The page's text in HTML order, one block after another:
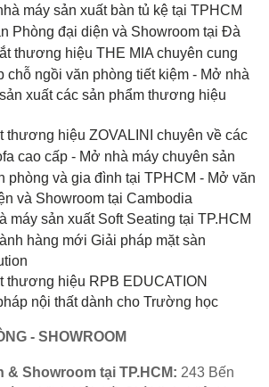
máy sản xuất bàn tủ kệ tại TPHCM
Phòng đại diện và Showroom tại Đà
thương hiệu THE MIA chuyên cung
chỗ ngồi văn phòng tiết kiệm - Mở nhà
xuất các sản phẩm thương hiệu
thương hiệu ZOVALINI chuyên về các
cao cấp - Mở nhà máy chuyên sản
phòng và gia đình tại TPHCM - Mở văn
và Showroom tại Cambodia
máy sản xuất Soft Seating tại TP.HCM
hàng mới Giải pháp mặt sàn
thương hiệu RPB EDUCATION
nội thất dành cho Trường học
- SHOWROOM
& Showroom tại TP.HCM: 243 Bến